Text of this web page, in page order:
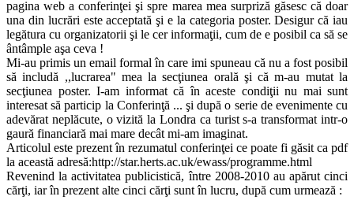
pagina web a conferinţei şi spre marea mea surpriză găsesc că doar
una din lucrări este acceptată şi e la categoria poster. Desigur că iau
legătura cu organizatorii şi le cer informaţii, cum de e posibil ca să se
ântâmple aşa ceva !
Mi-au primis un email formal în care imi spuneau că nu a fost posibil
să includă ,,lucrarea" mea la secţiunea orală şi că m-au mutat la
secţiunea poster. I-am informat că în aceste condiţii nu mai sunt
interesat să particip la Conferinţă ... şi după o serie de evenimente cu
adevărat neplăcute, o vizită la Londra ca turist s-a transformat intr-o
gaură financiară mai mare decât mi-am imaginat.
Articolul este prezent în rezumatul conferinţei ce poate fi găsit ca pdf
la această adresă:http://star.herts.ac.uk/ewass/programme.html
Revenind la activitatea publicistică, între 2008-2010 au apărut cinci
cărţi, iar în prezent alte cinci cărţi sunt în lucru, după cum urmează :